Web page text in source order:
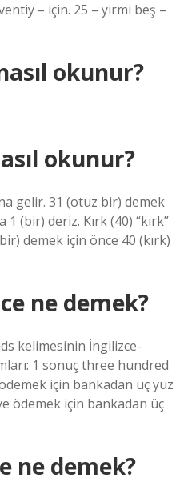
– için. 25 – yirmi beş –
okunur?
okunur?
gelir. 31 (otuz bir) demek
(bir) deriz. Kırk (40) “kırk”
demek için önce 40 (kırk)
ne demek?
kelimesinin İngilizce-
1 sonuç three hundred
için bankadan üç yüz
ödemek için bankadan üç
ne demek?